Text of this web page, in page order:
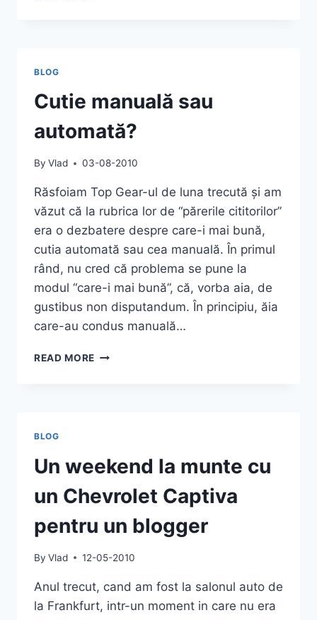
BLOG
Cutie manuală sau
automată?
By Vlad 03-08-2010
Răsfoiam Top Gear-ul de luna trecută și am
văzut că la rubrica lor de “părerile cititorilor”
era o dezbatere despre care-i mai bună,
cutia automată sau cea manuală. În primul
rând, nu cred că problema se pune la
modul “care-i mai bună”, că, vorba aia, de
gustibus non disputandum. În principiu, ăia
care-au condus manuală…
READ MORE CUTIE
BLOG
Un weekend la munte cu
un Chevrolet Captiva
pentru un blogger
By Vlad 12-05-2010
Anul trecut, cand am fost la salonul auto de
la Frankfurt, intr-un moment in care nu era